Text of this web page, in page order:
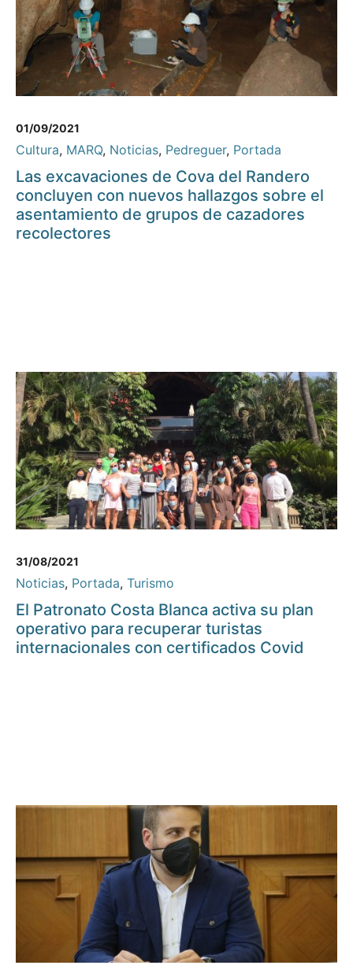
01/09/2021
Cultura, MARQ, Noticias, Pedreguer, Portada
Las excavaciones de Cova del Randero
concluyen con nuevos hallazgos sobre el
asentamiento de grupos de cazadores
recolectores
31/08/2021
Noticias, Portada, Turismo
El Patronato Costa Blanca activa su plan
operativo para recuperar turistas
internacionales con certificados Covid